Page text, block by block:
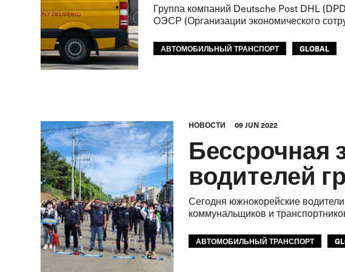
Группа компаний Deutsche Post DHL
ОЭСР (Организации экономического
АВТОМОБИЛЬНЫЙ ТРАНСПОРТ GLOBAL
HОВОСТИ 09 JUN 2022
Бессрочная
водителей
Сегодня южнокорейские
коммунальщиков и
АВТОМОБИЛЬНЫЙ ТРАНСПОРТ